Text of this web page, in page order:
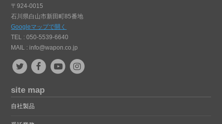
〒924-0015
石川県白山市新田町85番地
Googleマップで開く
TEL : 050-5539-6640
MAIL : info@wapon.co.jp
site map
自社製品